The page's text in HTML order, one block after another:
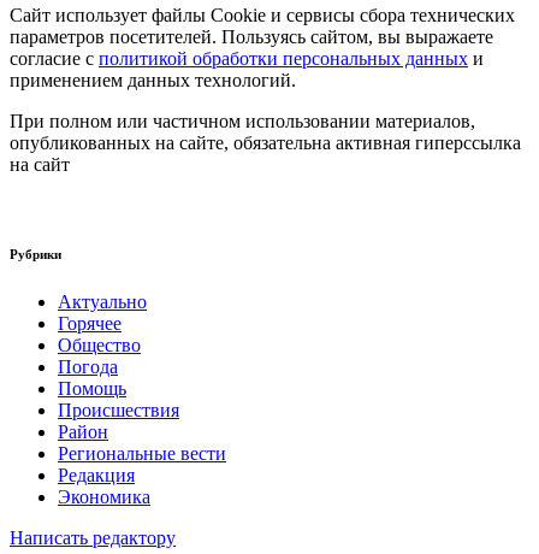
Сайт использует файлы Cookie и сервисы сбора технических
параметров посетителей. Пользуясь сайтом, вы выражаете
согласие с политикой обработки персональных данных и
применением данных технологий.
При полном или частичном использовании материалов,
опубликованных на сайте, обязательна активная гиперссылка
на сайт
Рубрики
Актуально
Горячее
Общество
Погода
Помощь
Происшествия
Район
Региональные вести
Редакция
Экономика
Написать редактору